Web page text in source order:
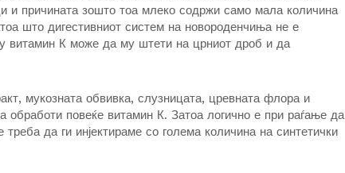
и причината зошто тоа млеко содржи само мала количина
што дигестивниот систем на новороденчиња не е
витамин К може да му штети на црниот дроб и да
мукозната обвивка, слузницата, цревната флора и
обработи повеќе витамин К. Затоа логично е при раѓање да
да ги инјектираме со голема количина на синтетички